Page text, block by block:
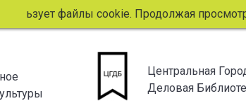
файлы cookie. Продолжая просмотр
Центральная
Деловая